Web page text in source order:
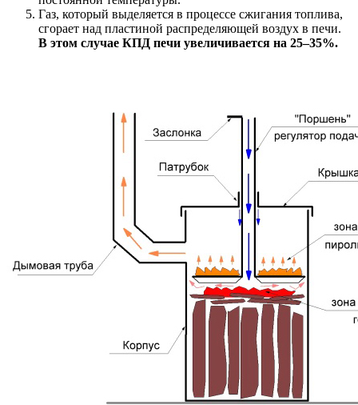
Газ, который выделяется в процессе сжигания топлива,
сгорает над пластиной распределяющей воздух в печи.
В этом случае КПД печи увеличивается на 25–35%.